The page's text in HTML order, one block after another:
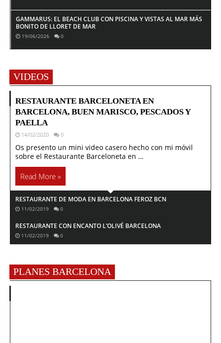
GAMMARUS: EL BEACH CLUB CON PISCINA Y VISTAS AL MAR MÁS
BONITO DE LLORET DE MAR
19/06/2026 0
VIDEOS
RESTAURANTE BARCELONETA EN
BARCELONA, BUEN MARISCO, PESCADOS Y
PAELLA
14/02/2020 0
Os presento un mini video casero hecho con mi móvil
sobre el Restaurante Barceloneta en …
Read More »
RESTAURANTE DE MODA EN BARCELONA FEROZ BCN
11/02/2019 0
RESTAURANTE CON ENCANTO L’OLIVÉ BARCELONA
11/02/2019 0
PLANES BARCELONA